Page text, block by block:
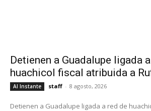
Detienen a Guadalupe ligada
huachicol fiscal atribuida a
Al Instante staff - 8 agosto, 2026
Detienen a Guadalupe ligada a red de